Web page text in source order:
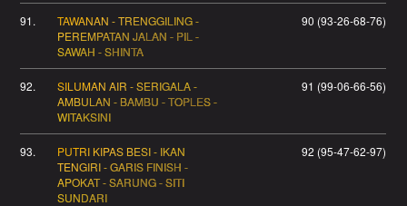
91.
TAWANAN - TRENGGILING -
PEREMPATAN JALAN - PIL -
SAWAH - SHINTA
90 (93-26-68-76)
92.
SILUMAN AIR - SERIGALA -
AMBULAN - BAMBU - TOPLES -
WITAKSINI
91 (99-06-66-56)
93.
PUTRI KIPAS BESI - IKAN
TENGIRI - GARIS FINISH -
APOKAT - SARUNG - SITI
SUNDARI
92 (95-47-62-97)